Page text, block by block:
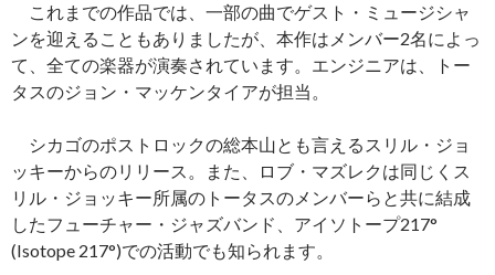
これまでの作品では、一部の曲でゲスト・ミュージシャ
ンを迎えることもありましたが、本作はメンバー2名によっ
て、全ての楽器が演奏されています。エンジニアは、トー
タスのジョン・マッケンタイアが担当。
シカゴのポストロックの総本山とも言えるスリル・ジョ
ッキーからのリリース。また、ロブ・マズレクは同じくス
リル・ジョッキー所属のトータスのメンバーらと共に結成
したフューチャー・ジャズバンド、アイソトープ217°
(Isotope 217°)での活動でも知られます。